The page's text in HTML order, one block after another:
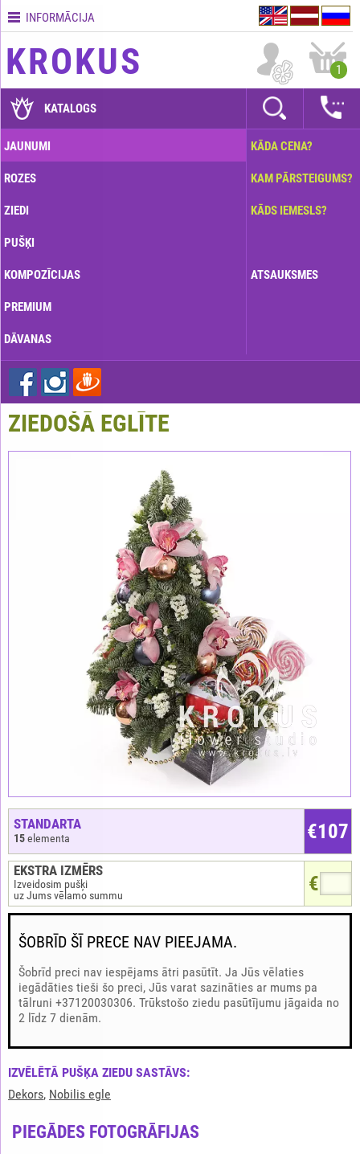
Kontakti
Piegādes
GARANTIJAS
Kā
apmaksāt?
Kā
pasūtījumu?
INFORMĀCIJA
KROKUS 1
KATALOGS
JAUNUMI
ROZES
ZIEDI
PUŠĶI
KOMPOZĪCIJAS
PREMIUM
DĀVANAS
KĀDA CENA?
KAM PĀRSTEIGUMS?
KĀDS IEMESLS?
ATSAUKSMES
ZIEDOŠĀ EGLĪTE
€107
STANDARTA
15elementa
€
EKSTRA IZMĒRS
Izveidosim pušķi
uz Jums vēlamo summu
ŠOBRĪD ŠĪ PRECE NAV PIEEJAMA.
Šobrīd preci nav iespējams ātri pasūtīt. Ja Jūs vēlaties
iegādāties tieši šo preci, Jūs varat sazināties ar mums pa
tālruni +37120030306. Trūkstošo ziedu pasūtījumu jāgaida no
2 līdz 7 dienām.
IZVĒLĒTĀ PUŠĶA ZIEDU SASTĀVS:
Dekors, Nobilis egle
PIEGĀDES FOTOGRĀFIJAS